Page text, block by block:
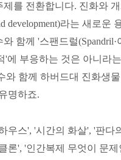
제를 전환합니다. 진화와
development)라는 새로
함께 '스팬드럴
'에 부응하는 것은 아니라
와 함께 하버드대 진화생
명하죠.
우스', '시간의 화살', '판
론', '인간복제 무엇이 문